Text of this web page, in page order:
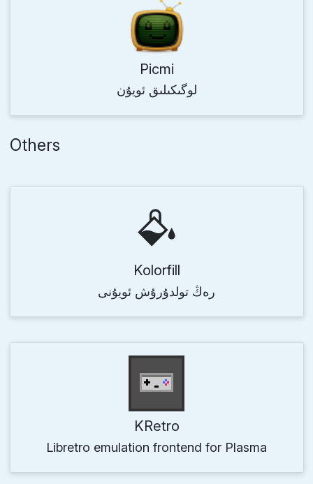
Picmi
لوگىكىلىق ئويۇن
Others
Kolorfill
رەڭ تولدۇرۇش ئويۇنى
KRetro
Libretro emulation frontend for Plasma